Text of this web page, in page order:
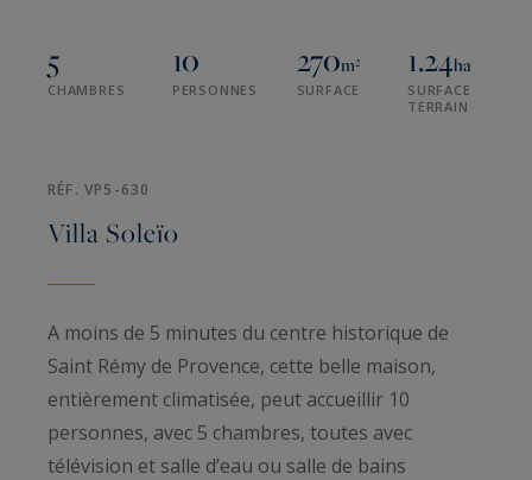
5
CHAMBRES
10
PERSONNES
270m²
SURFACE
1.24ha
SURFACE
TERRAIN
RÉF. VP5-630
Villa Soleïo
A moins de 5 minutes du centre historique de
Saint Rémy de Provence, cette belle maison,
entièrement climatisée, peut accueillir 10
personnes, avec 5 chambres, toutes avec
télévision et salle d’eau ou salle de bains